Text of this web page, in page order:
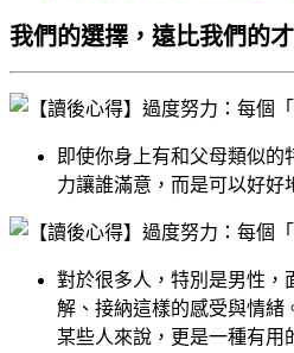
我們的選擇，遠比我們的
即使你身上有和父母類似
力讓誰滿意，而是可以好好
對於很多人，特別是男性，
解、接納這樣的感受與情緒
某些人來說，更是一種有用